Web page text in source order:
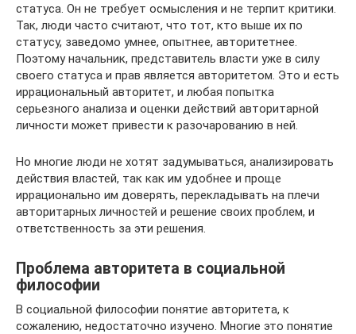
статуса. Он не требует осмысления и не терпит критики.
Так, люди часто считают, что тот, кто выше их по
статусу, заведомо умнее, опытнее, авторитетнее.
Поэтому начальник, представитель власти уже в силу
своего статуса и прав является авторитетом. Это и есть
иррациональный авторитет, и любая попытка
серьезного анализа и оценки действий авторитарной
личности может привести к разочарованию в ней.
Но многие люди не хотят задумываться, анализировать
действия властей, так как им удобнее и проще
иррационально им доверять, перекладывать на плечи
авторитарных личностей и решение своих проблем, и
ответственность за эти решения.
Проблема авторитета в социальной
философии
В социальной философии понятие авторитета, к
сожалению, недостаточно изучено. Многие это понятие